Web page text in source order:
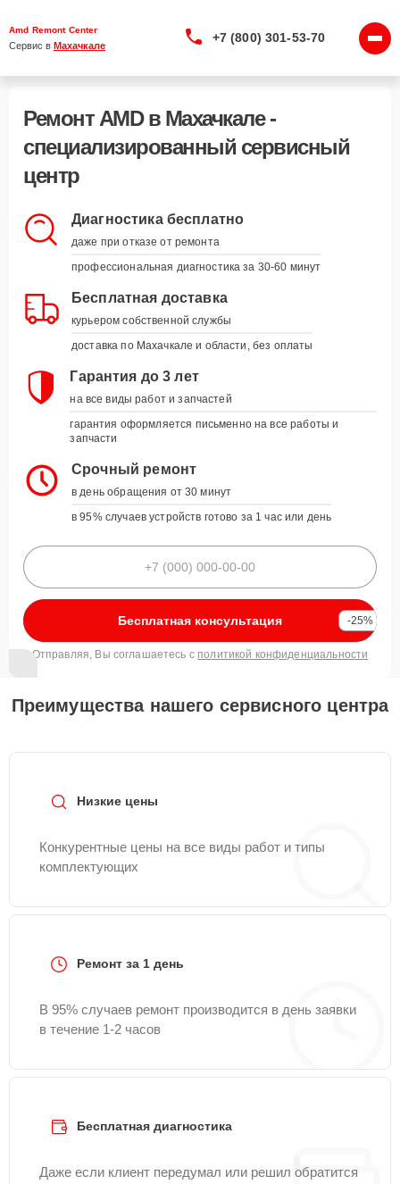
Amd Remont Center
Сервис в Махачкале
+7 (800) 301-53-70
Ремонт AMD в Махачкале -
специализированный сервисный
центр
Диагностика бесплатно
даже при отказе от ремонта
профессиональная диагностика за 30-60 минут
Бесплатная доставка
курьером собственной службы
доставка по Махачкале и области, без оплаты
Гарантия до 3 лет
на все виды работ и запчастей
гарантия оформляется письменно на все работы и
запчасти
Срочный ремонт
в день обращения от 30 минут
в 95% случаев устройств готово за 1 час или день
Бесплатная консультация -25%
Отправляя, Вы соглашаетесь с политикой конфиденциальности
Преимущества нашего сервисного центра
Низкие цены
Конкурентные цены на все виды работ и типы
комплектующих
Ремонт за 1 день
В 95% случаев ремонт производится в день заявки
в течение 1-2 часов
Бесплатная диагностика
Даже если клиент передумал или решил обратится